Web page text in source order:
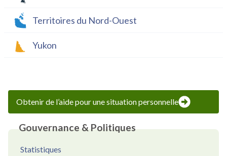
Territoires du Nord-Ouest
Yukon
Obtenir de l’aide pour une situation personnelle
Gouvernance & Politiques
Statistiques